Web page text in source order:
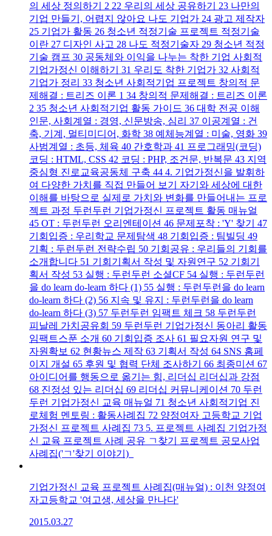
의 세상 정의하기 2 22 우리의 세상 공유하기 23 나만의
기업 만들기, 어렵지 않아요 나도 기업가 24 광고 제작자
25 기업가 활동 26 청소년 적정기술 프로젝트 적정기술
이란 27 디자인 사고 28 나도 적정기술자 29 청소년 적정
기술 캠프 30 공동체와 이익을 나누는 착한 기업 사회적
기업가정신 이해하기 31 우리도 착한 기업가 32 사회적
기업가 정리 33 청소년 사회적기업 프로젝트 창의적 문
제해결 : 트리즈 이론 1 34 창의적 문제해결 : 트리즈 이론
2 35 청소년 사회적기업 활동 가이드 36 대학 전공 이해
인문, 사회계열 : 경영, 신문방송, 심리 37 이공계열 : 건
축, 기계, 멀티미디어, 화학 38 예체능계열 : 미술, 영화 39
사범계열 : 초등, 체육 40 간호학과 41 프로그래밍(코딩)
코딩 : HTML, CSS 42 코딩 : PHP, 조건문, 반복문 43 지역
중심형 진로교육공동체 구축 44 4. 기업가정신을 발휘하
여 다양한 가치를 직접 만들어 보기 자기와 세상에 대한
이해를 바탕으로 실제로 가치와 변화를 만들어내는 프로
젝트 과정 두런두런 기업가정신 프로젝트 활동 매뉴얼
45 OT : 두런두런 오리엔테이션 46 문제포착 : 'Y' 찾기 47
기회입증 : 우리학교 문제탐색 48 기회입증 : 팀빌딩 49
기획 : 두런두런 전략수립 50 기회공유 : 우리들의 기회를
소개합니다 51 기회기획서 작성 및 자원연구 52 기회기
획서 작성 53 실행 : 두런두런 소셜CF 54 실행 : 두런두런
을 do learn do-learn 하다 (1) 55 실행 : 두런두런을 do learn
do-learn 하다 (2) 56 지속 및 유지 : 두런두런을 do learn
do-learn 하다 (3) 57 두런두런 임팩트 체크 58 두런두런
피날레 가치공유회 59 두런두런 기업가정신 동아리 활동
임팩트스푼 소개 60 기회입증 조사 61 필요자원 연구 및
자원확보 62 현황뉴스 제작 63 기획서 작성 64 SNS 홈페
이지 개설 65 후원 및 협력 단체 조사하기 66 최종미션 67
아이디어를 행동으로 옮기는 힘, 리더십 리더십과 강점
68 진정성 있는 리더십 69 리더십 커뮤니케이션 70 두런
두런 기업가정신 교육 매뉴얼 71 청소년 사회적기업 진
로체험 멘토링 : 활동사례집 72 양정여자 고등학교 기업
가정신 프로젝트 사례집 73 5. 프로젝트 사례집 기업가정
신 교육 프로젝트 사례 공유 ㄱ찾기 프로젝트 공모사업
사례집('ㄱ'찾기 이야기)
기업가정신 교육 프로젝트 사례집(매뉴얼) : 이천 양정여
자고등학교 '여고생, 세상을 만나다'
2015.03.27